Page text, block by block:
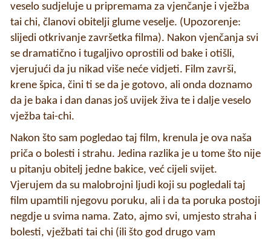
veselo sudjeluje u pripremama za vjenčanje i vježba
tai chi, članovi obitelji glume veselje. (Upozorenje:
slijedi otkrivanje završetka filma). Nakon vjenčanja svi
se dramatično i tugaljivo oprostili od bake i otišli,
vjerujući da ju nikad više neće vidjeti. Film završi,
krene špica, čini ti se da je gotovo, ali onda doznamo
da je baka i dan danas još uvijek živa te i dalje veselo
vježba tai-chi.
Nakon što sam pogledao taj film, krenula je ova naša
priča o bolesti i strahu. Jedina razlika je u tome što nije
u pitanju obitelj jedne bakice, već cijeli svijet.
Vjerujem da su malobrojni ljudi koji su pogledali taj
film upamtili njegovu poruku, ali i da ta poruka postoji
negdje u svima nama. Zato, ajmo svi, umjesto straha i
bolesti, vježbati tai chi (ili što god drugo vam